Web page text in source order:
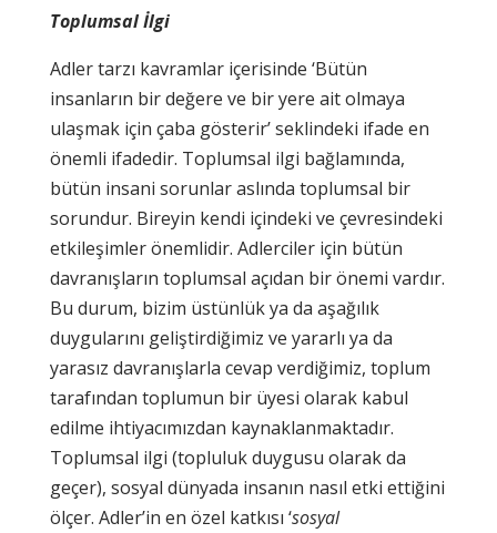
Toplumsal İlgi
Adler tarzı kavramlar içerisinde ‘Bütün
insanların bir değere ve bir yere ait olmaya
ulaşmak için çaba gösterir’ seklindeki ifade en
önemli ifadedir. Toplumsal ilgi bağlamında,
bütün insani sorunlar aslında toplumsal bir
sorundur. Bireyin kendi içindeki ve çevresindeki
etkileşimler önemlidir. Adlerciler için bütün
davranışların toplumsal açıdan bir önemi vardır.
Bu durum, bizim üstünlük ya da aşağılık
duygularını geliştirdiğimiz ve yararlı ya da
yarasız davranışlarla cevap verdiğimiz, toplum
tarafından toplumun bir üyesi olarak kabul
edilme ihtiyacımızdan kaynaklanmaktadır.
Toplumsal ilgi (topluluk duygusu olarak da
geçer), sosyal dünyada insanın nasıl etki ettiğini
ölçer. Adler’in en özel katkısı ‘sosyal